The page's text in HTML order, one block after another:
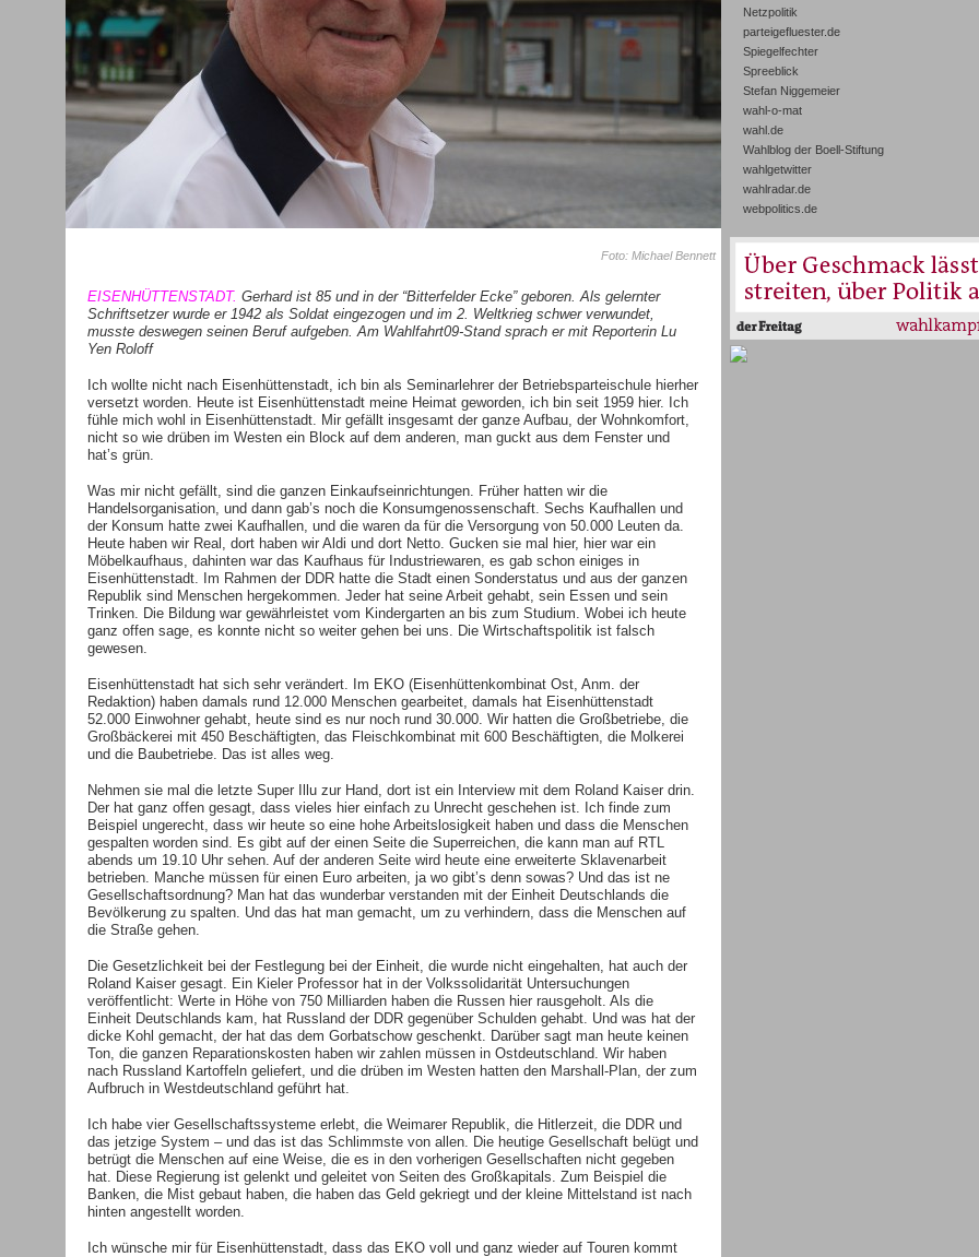
Foto: Michael Bennett
EISENHÜTTENSTADT. Gerhard ist 85 und in der “Bitterfelder Ecke” geboren. Als gelernter
Schriftsetzer wurde er 1942 als Soldat eingezogen und im 2. Weltkrieg schwer verwundet,
musste deswegen seinen Beruf aufgeben. Am Wahlfahrt09-Stand sprach er mit Reporterin Lu
Yen Roloff
Ich wollte nicht nach Eisenhüttenstadt, ich bin als Seminarlehrer der Betriebsparteischule hierher
versetzt worden. Heute ist Eisenhüttenstadt meine Heimat geworden, ich bin seit 1959 hier. Ich
fühle mich wohl in Eisenhüttenstadt. Mir gefällt insgesamt der ganze Aufbau, der Wohnkomfort,
nicht so wie drüben im Westen ein Block auf dem anderen, man guckt aus dem Fenster und
hat’s grün.
Was mir nicht gefällt, sind die ganzen Einkaufseinrichtungen. Früher hatten wir die
Handelsorganisation, und dann gab’s noch die Konsumgenossenschaft. Sechs Kaufhallen und
der Konsum hatte zwei Kaufhallen, und die waren da für die Versorgung von 50.000 Leuten da.
Heute haben wir Real, dort haben wir Aldi und dort Netto. Gucken sie mal hier, hier war ein
Möbelkaufhaus, dahinten war das Kaufhaus für Industriewaren, es gab schon einiges in
Eisenhüttenstadt. Im Rahmen der DDR hatte die Stadt einen Sonderstatus und aus der ganzen
Republik sind Menschen hergekommen. Jeder hat seine Arbeit gehabt, sein Essen und sein
Trinken. Die Bildung war gewährleistet vom Kindergarten an bis zum Studium. Wobei ich heute
ganz offen sage, es konnte nicht so weiter gehen bei uns. Die Wirtschaftspolitik ist falsch
gewesen.
Eisenhüttenstadt hat sich sehr verändert. Im EKO (Eisenhüttenkombinat Ost, Anm. der
Redaktion) haben damals rund 12.000 Menschen gearbeitet, damals hat Eisenhüttenstadt
52.000 Einwohner gehabt, heute sind es nur noch rund 30.000. Wir hatten die Großbetriebe, die
Großbäckerei mit 450 Beschäftigten, das Fleischkombinat mit 600 Beschäftigten, die Molkerei
und die Baubetriebe. Das ist alles weg.
Nehmen sie mal die letzte Super Illu zur Hand, dort ist ein Interview mit dem Roland Kaiser drin.
Der hat ganz offen gesagt, dass vieles hier einfach zu Unrecht geschehen ist. Ich finde zum
Beispiel ungerecht, dass wir heute so eine hohe Arbeitslosigkeit haben und dass die Menschen
gespalten worden sind. Es gibt auf der einen Seite die Superreichen, die kann man auf RTL
abends um 19.10 Uhr sehen. Auf der anderen Seite wird heute eine erweiterte Sklavenarbeit
betrieben. Manche müssen für einen Euro arbeiten, ja wo gibt’s denn sowas? Und das ist ne
Gesellschaftsordnung? Man hat das wunderbar verstanden mit der Einheit Deutschlands die
Bevölkerung zu spalten. Und das hat man gemacht, um zu verhindern, dass die Menschen auf
die Straße gehen.
Die Gesetzlichkeit bei der Festlegung bei der Einheit, die wurde nicht eingehalten, hat auch der
Roland Kaiser gesagt. Ein Kieler Professor hat in der Volkssolidarität Untersuchungen
veröffentlicht: Werte in Höhe von 750 Milliarden haben die Russen hier rausgeholt. Als die
Einheit Deutschlands kam, hat Russland der DDR gegenüber Schulden gehabt. Und was hat der
dicke Kohl gemacht, der hat das dem Gorbatschow geschenkt. Darüber sagt man heute keinen
Ton, die ganzen Reparationskosten haben wir zahlen müssen in Ostdeutschland. Wir haben
nach Russland Kartoffeln geliefert, und die drüben im Westen hatten den Marshall-Plan, der zum
Aufbruch in Westdeutschland geführt hat.
Ich habe vier Gesellschaftssysteme erlebt, die Weimarer Republik, die Hitlerzeit, die DDR und
das jetzige System – und das ist das Schlimmste von allen. Die heutige Gesellschaft belügt und
betrügt die Menschen auf eine Weise, die es in den vorherigen Gesellschaften nicht gegeben
hat. Diese Regierung ist gelenkt und geleitet von Seiten des Großkapitals. Zum Beispiel die
Banken, die Mist gebaut haben, die haben das Geld gekriegt und der kleine Mittelstand ist nach
hinten angestellt worden.
Ich wünsche mir für Eisenhüttenstadt, dass das EKO voll und ganz wieder auf Touren kommt
Netzpolitik
parteigefluester.de
Spiegelfechter
Spreeblick
Stefan Niggemeier
wahl-o-mat
wahl.de
Wahlblog der Boell-Stiftung
wahlgetwitter
wahlradar.de
webpolitics.de